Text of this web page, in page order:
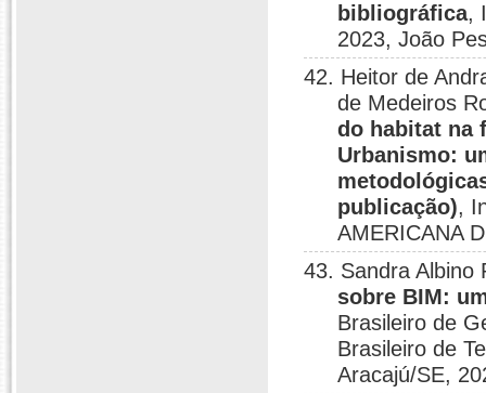
bibliográfica,
2023, João
42. Heitor de
de Medeiros
do habitat na
Urbanismo:
publicação),
AMERICANA
43. Sandra Albino
sobre BIM:
Brasileiro de
Brasileiro de
Aracajú/SE,